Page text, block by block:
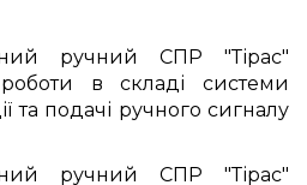
ручний СПР "Тірас"
в складі системи
та подачі ручного сигналу
ручний СПР "Тірас"